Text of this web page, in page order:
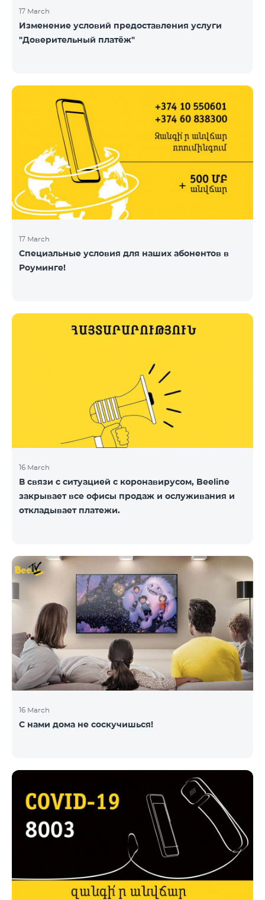
17 March
Изменение условий предоставления услуги
"Доверительный платёж"
17 March
Специальные условия для наших абонентов в
Роуминге!
16 March
В связи с ситуацией с коронавирусом, Beeline
закрывает все офисы продаж и ослуживания и
откладывает платежи.
16 March
С нами дома не соскучишься!